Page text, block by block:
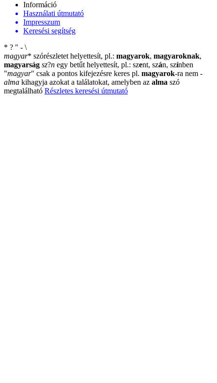
Információ
Használati útmutató
Impresszum
Keresési segítség
* ? " - \
magyar* szórészletet helyettesít, pl.: magyarok, magyaroknak,
magyarság sz?n egy betűt helyettesít, pl.: szent, szán, színben
"magyar" csak a pontos kifejezésre keres pl. magyarok-ra nem -
alma kihagyja azokat a találatokat, amelyben az alma szó
megtalálható Részletes keresési útmutató